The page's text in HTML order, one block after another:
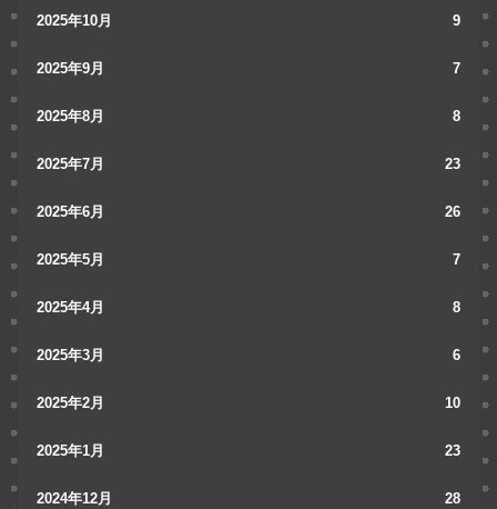
2025年10月 9
2025年9月 7
2025年8月 8
2025年7月 23
2025年6月 26
2025年5月 7
2025年4月 8
2025年3月 6
2025年2月 10
2025年1月 23
2024年12月 28